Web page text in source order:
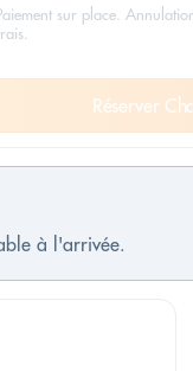
sur place.
Réserver
à l'arrivée.